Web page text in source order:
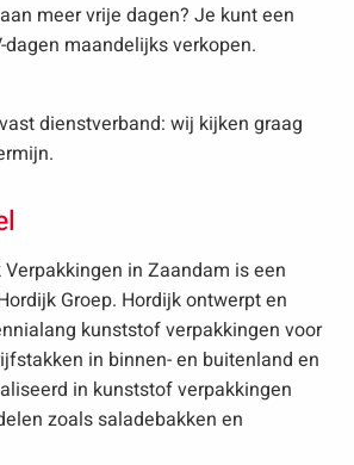
meer vrije dagen? Je kunt een
dagen maandelijks verkopen.
dienstverband: wij kijken graag
in Zaandam is een
Groep. Hordijk ontwerpt en
kunststof verpakkingen voor
in binnen- en buitenland en
in kunststof verpakkingen
zoals saladebakken en